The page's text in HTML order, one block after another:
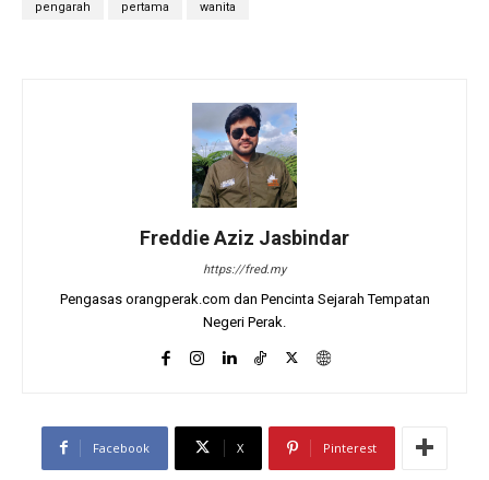
pengarah pertama wanita
Freddie Aziz Jasbindar
https://fred.my
Pengasas orangperak.com dan Pencinta Sejarah Tempatan
Negeri Perak.
Facebook X Pinterest